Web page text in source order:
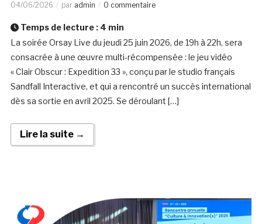
04/06/2026 par admin 0 commentaire
Temps de lecture : 4 min
La soirée Orsay Live du jeudi 25 juin 2026, de 19h à 22h, sera
consacrée à une œuvre multi-récompensée : le jeu vidéo
« Clair Obscur : Expedition 33 », conçu par le studio français
Sandfall Interactive, et qui a rencontré un succès international
dès sa sortie en avril 2025. Se déroulant […]
Lire la suite →